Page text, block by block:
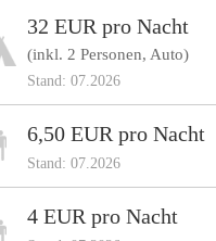
32 EUR pro Nacht
(inkl. 2 Personen, Auto)
Stand: 07.2026
6,50 EUR pro Nacht
Stand: 07.2026
4 EUR pro Nacht